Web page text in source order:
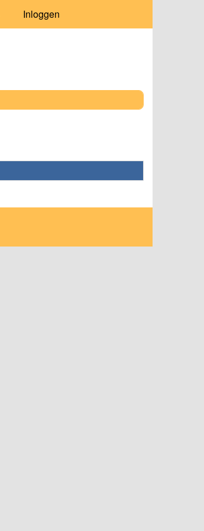
Inloggen